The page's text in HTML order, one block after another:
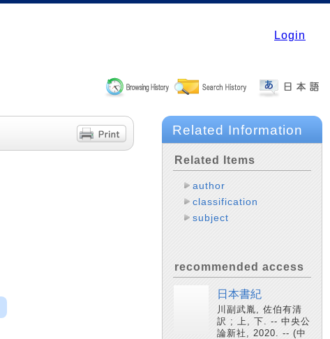
Login
Related Information
Related Items
author
classification
subject
recommended access
日本書紀
川副武胤, 佐伯有清
訳 ; 上, 下. -- 中央公
論新社, 2020. -- (中